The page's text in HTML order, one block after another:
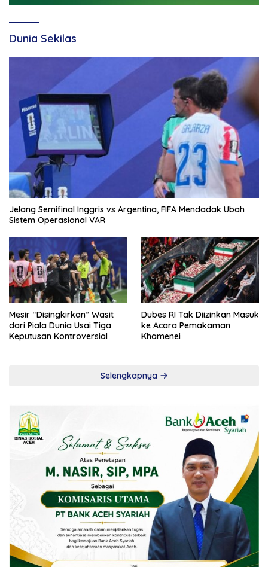
Dunia Sekilas
Jelang Semifinal Inggris vs Argentina, FIFA Mendadak Ubah
Sistem Operasional VAR
Mesir “Disingkirkan” Wasit
dari Piala Dunia Usai Tiga
Keputusan Kontroversial
Dubes RI Tak Diizinkan Masuk
ke Acara Pemakaman
Khamenei
Selengkapnya